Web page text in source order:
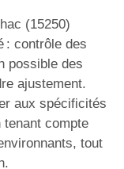
(15250)
: contrôle des
possible des
ajustement.
aux spécificités
tenant compte
tout